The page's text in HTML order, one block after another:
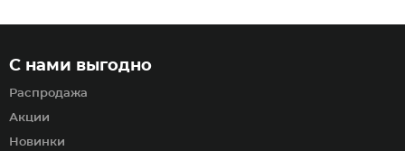
С нами выгодно
Распродажа
Акции
Новинки